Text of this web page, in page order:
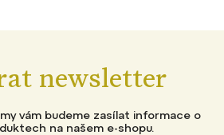
newsletter
vám budeme zasílat informace o
na našem e-shopu.